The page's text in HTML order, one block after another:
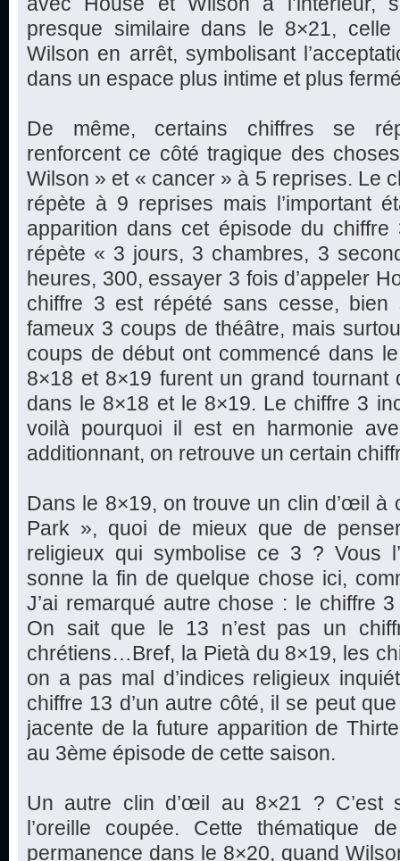
presque similaire dans le 8×21,
Wilson en arrêt, symbolisant
dans un espace plus intime et plus
De même, certains chiffres se
renforcent ce côté tragique des
Wilson » et « cancer » à 5 reprises. Le
répète à 9 reprises mais l’important
apparition dans cet épisode du
répète « 3 jours, 3 chambres, 3
heures, 300, essayer 3 fois d’appeler
chiffre 3 est répété sans cesse, bien
fameux 3 coups de théâtre, mais
coups de début ont commencé dans
8×18 et 8×19 furent un grand tournant
dans le 8×18 et le 8×19. Le chiffre 3
voilà pourquoi il est en harmonie
additionnant, on retrouve un certain
Dans le 8×19, on trouve un clin d’œil à
Park », quoi de mieux que de
religieux qui symbolise ce 3 ? Vous
sonne la fin de quelque chose ici,
J’ai remarqué autre chose : le chiffre
On sait que le 13 n’est pas un
chrétiens…Bref, la Pietà du 8×19, les
on a pas mal d’indices religieux
chiffre 13 d’un autre côté, il se peut
jacente de la future apparition de
au 3ème épisode de cette saison.
Un autre clin d’œil au 8×21 ? C’est
l’oreille coupée. Cette thématique
permanence dans le 8×20, quand